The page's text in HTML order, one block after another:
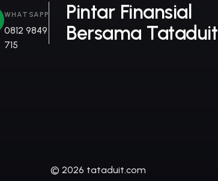
WHATSAPP
0812 9849
715
Pintar Finansial
Bersama Tataduit
© 2026 tataduit.com